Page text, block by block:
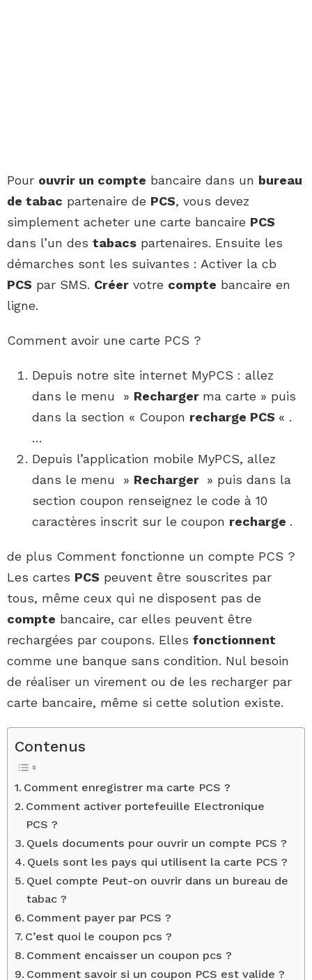
Pour ouvrir un compte bancaire dans un bureau
de tabac partenaire de PCS, vous devez
simplement acheter une carte bancaire PCS
dans l’un des tabacs partenaires. Ensuite les
démarches sont les suivantes : Activer la cb
PCS par SMS. Créer votre compte bancaire en
ligne.
Comment avoir une carte PCS ?
Depuis notre site internet MyPCS : allez
dans le menu » Recharger ma carte » puis
dans la section « Coupon recharge PCS « .
…
Depuis l’application mobile MyPCS, allez
dans le menu » Recharger » puis dans la
section coupon renseignez le code à 10
caractères inscrit sur le coupon recharge .
de plus Comment fonctionne un compte PCS ?
Les cartes PCS peuvent être souscrites par
tous, même ceux qui ne disposent pas de
compte bancaire, car elles peuvent être
rechargées par coupons. Elles fonctionnent
comme une banque sans condition. Nul besoin
de réaliser un virement ou de les recharger par
carte bancaire, même si cette solution existe.
Contenus
Comment enregistrer ma carte PCS ?
Comment activer portefeuille Electronique
PCS ?
Quels documents pour ouvrir un compte PCS ?
Quels sont les pays qui utilisent la carte PCS ?
Quel compte Peut-on ouvrir dans un bureau de
tabac ?
Comment payer par PCS ?
C’est quoi le coupon pcs ?
Comment encaisser un coupon pcs ?
Comment savoir si un coupon PCS est valide ?